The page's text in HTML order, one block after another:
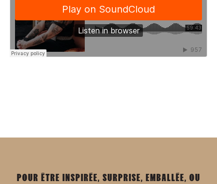
POUR ÊTRE INSPIRÉE, SURPRISE, EMBALLÉE, OU